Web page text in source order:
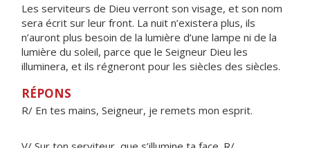
Les serviteurs de Dieu verront son visage, et son nom
sera écrit sur leur front. La nuit n’existera plus, ils
n’auront plus besoin de la lumière d’une lampe ni de la
lumière du soleil, parce que le Seigneur Dieu les
illuminera, et ils régneront pour les siècles des siècles.
RÉPONS
R/ En tes mains, Seigneur, je remets mon esprit.